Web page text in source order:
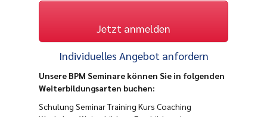
Jetzt anmelden
Individuelles Angebot anfordern
Unsere BPM Seminare können Sie in folgenden
Weiterbildungsarten buchen:
Schulung Seminar Training Kurs Coaching